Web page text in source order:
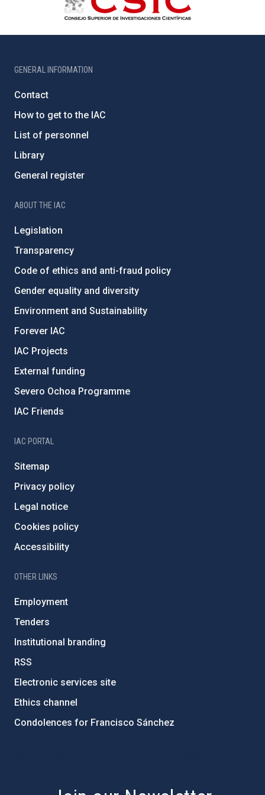
GENERAL INFORMATION
Contact
How to get to the IAC
List of personnel
Library
General register
ABOUT THE IAC
Legislation
Transparency
Code of ethics and anti-fraud policy
Gender equality and diversity
Environment and Sustainability
Forever IAC
IAC Projects
External funding
Severo Ochoa Programme
IAC Friends
IAC PORTAL
Sitemap
Privacy policy
Legal notice
Cookies policy
Accessibility
OTHER LINKS
Employment
Tenders
Institutional branding
RSS
Electronic services site
Ethics channel
Condolences for Francisco Sánchez